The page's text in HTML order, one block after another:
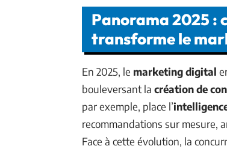
Panorama 2025 :
transforme le
En 2025, le marketing digital
bouleversant la création de
par exemple, place l’
recommandations sur mesure,
Face à cette évolution, la